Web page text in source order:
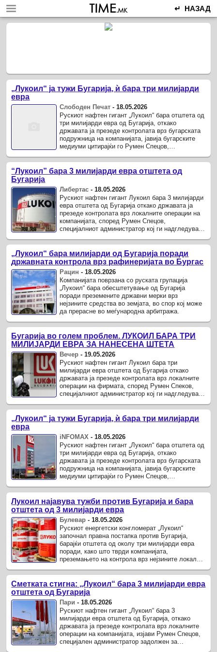
↵ НАЗАД
„Лукоил“ ја тужи Бугарија, ѝ бара три милијарди
евра
Слободен Печат - 18.05.2026
Рускиот нафтен гигант „Лукоил“ бара отштета од
три милијарди евра од Бугарија, откако
државата ја презеде контролата врз бугарската
подружница на компанијата, јавија бугарските
медиуми цитирајќи го Румен Спецов,
“Лукоил” бара 3 милијарди евра отштета од
Бугарија
Либертас - 18.05.2026
Рускиот нафтен гигант Лукоил бара 3 милијарди
евра отштета од Бугарија откако државата ја
презеде контролата врз локалните операции на
компанијата, според Румен Спецов,
специјалниот администратор кој ги надгледува
„Лукоил“ бара милијарди од Бугарија поради
државната контрола врз рафинеријата во Бургас
Рацин -18.05.2026
Компанијата поврзана со руската групација
„Лукоил“ бара обесштетување од Бугарија
поради преземените државни мерки врз
нејзините средства во земјата, во спор кој може
да прерасне во меѓународна арбитража.
Бугарија во голем проблем. ЛУКОИЛ БАРА ТРИ
МИЛИЈАРДИ ЕВРА ЗА НАНЕСЕНА ШТЕТА
Вечер -19.05.2026
Рускиот нафтен гигант Лукоил бара три
милијарди евра отштета од Бугарија откако
државата ја презеде контролата врз локалните
операции на фирмата, според Румен Спеков,
специјалниот администратор кој ги надгледува
„Лукоил“ ја тужи Бугарија, ѝ бара три милијарди
евра
iNFOMAX -18.05.2026
Рускиот нафтен гигант „Лукоил“ бара отштета од
три милијарди евра од Бугарија, откако
државата ја презеде контролата врз бугарската
подружница на компанијата, јавија бугарските
медиуми цитирајќи го Румен Спецов,
Лукоил најавува тужби против Бугарија и бара
отштета од 3 милијарди евра
Булевар - 18.05.2026
Рускиот енергетски конгломерат „Лукоил“
започнал правна постапка против Бугарија,
барајќи отштета од околу три милијарди евра
поради, како што тврди компанијата,
преземањето на контрола врз нејзините локални
Сметката стигна: „Лукоил“ бара 3 милијарди евра
отштета од Бугарија
Пари - 18.05.2026
Рускиот нафтен гигант „Лукоил“ бара 3
милијарди евра отштета од Бугарија, откако
државата ја презеде контролата врз локалните
операции на компанијата, изјави Румен Спецов,
специјален администратор задолжен за